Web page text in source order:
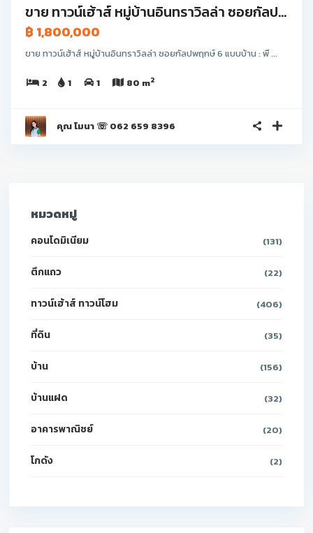
ขาย ทาวน์เฮ้าส์ หมู่บ้านอินทราวิลล่า ซอยกัลป...
฿ 1,800,000
ขาย ทาวน์เฮ้าส์ หมู่บ้านอินทราวิลล่า ซอยกัลปพฤกษ์ 6 แบบบ้าน : พื ...
2 1 1 80 m2
คุณ โมนา ☏ 062 659 8396
หมวดหมู่
คอนโดมิเนียม (131)
ตึกแถว (22)
ทาวน์เฮ้าส์ ทาวน์โฮม (406)
ที่ดิน (35)
บ้าน (156)
บ้านแฝด (32)
อาคารพาณิชย์ (20)
โกดัง (2)